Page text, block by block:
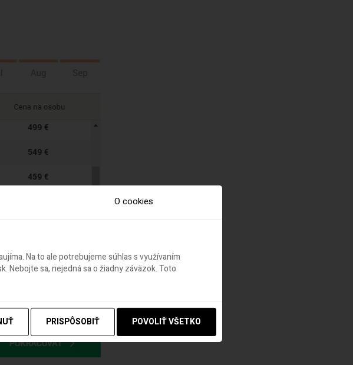
O cookies
Na to ale potrebujeme súhlas s využívaním
Nebojte sa, nejedná sa o žiadny záväzok. Toto
PRISPÔSOBIŤ POVOLIŤ VŠETKO